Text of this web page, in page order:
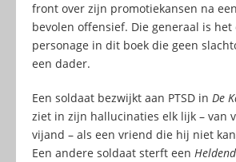
front over zijn promotiekansen na
bevolen offensief. Die generaal is het
personage in dit boek die geen
een dader.
Een soldaat bezwijkt aan PTSD in De
ziet in zijn hallucinaties elk lijk – van
vijand – als een vriend die hij niet
Een andere soldaat sterft een